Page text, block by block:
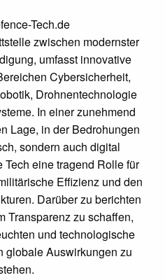
Tech.de
zwischen modernster
umfasst innovative
Cybersicherheit,
Drohnentechnologie
In einer zunehmend
Lage, in der Bedrohungen
sondern auch digital
eine tragend Rolle für
Effizienz und den
Darüber zu berichten
Transparenz zu schaffen,
und technologische
globale Auswirkungen zu